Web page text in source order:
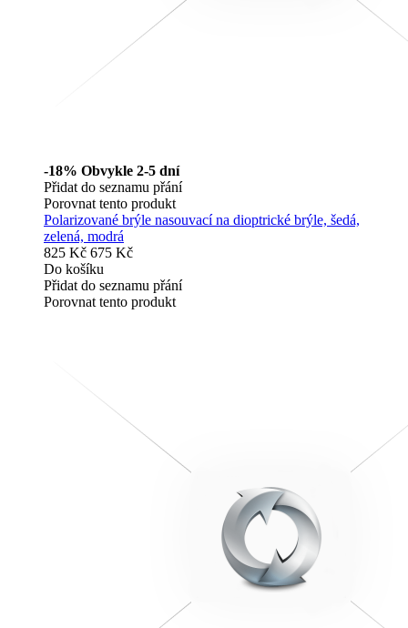
-18% Obvykle 2-5 dní
Přidat do seznamu přání
Porovnat tento produkt
Polarizované brýle nasouvací na dioptrické brýle, šedá,
zelená, modrá
825 Kč 675 Kč
Do košíku
Přidat do seznamu přání
Porovnat tento produkt